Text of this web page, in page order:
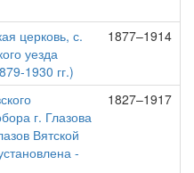
церковь, с.
уезда
1930 гг.)
1877–1914
г. Глазова
Вятской
-
1827–1917